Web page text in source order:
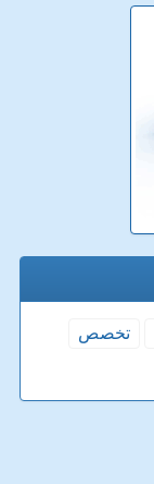
تخصص